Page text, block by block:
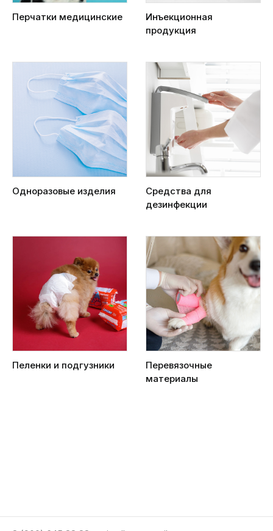
Перчатки медицинские
Инъекционная
продукция
Одноразовые изделия
Средства для
дезинфекции
Пеленки и подгузники
Перевязочные
материалы